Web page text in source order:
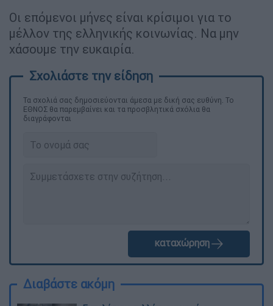
Οι επόμενοι μήνες είναι κρίσιμοι για το
μέλλον της ελληνικής κοινωνίας. Να μην
χάσουμε την ευκαιρία.
Τα σχολιά σας δημοσιεύονται άμεσα με δική σας ευθύνη. Το
ΕΘΝΟΣ θα παρεμβαίνει και τα προσβλητικά σχόλια θα
διαγράφονται
καταχώρηση
Διαβάστε ακόμη